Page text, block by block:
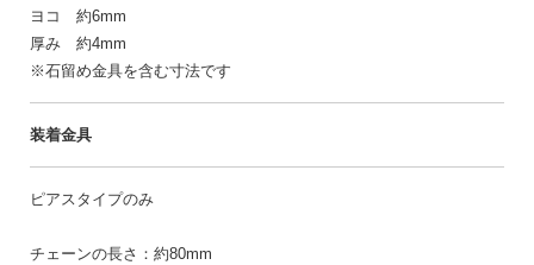
ヨコ 約6mm
厚み 約4mm
※石留め金具を含む寸法です
装着金具
ピアスタイプのみ
チェーンの長さ：約80mm